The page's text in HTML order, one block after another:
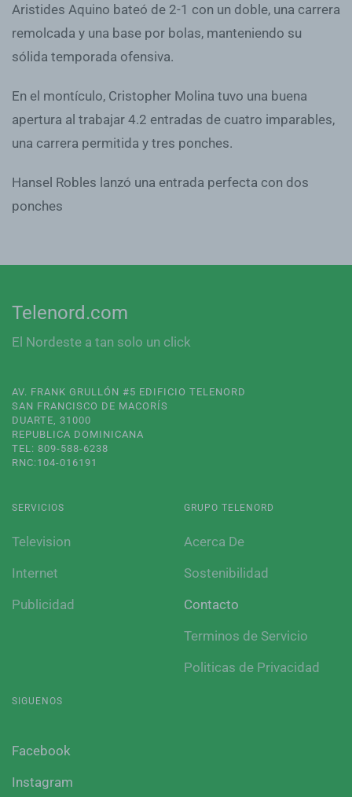
Aristides Aquino bateó de 2-1 con un doble, una carrera
remolcada y una base por bolas, manteniendo su
sólida temporada ofensiva.
En el montículo, Cristopher Molina tuvo una buena
apertura al trabajar 4.2 entradas de cuatro imparables,
una carrera permitida y tres ponches.
Hansel Robles lanzó una entrada perfecta con dos
ponches
Telenord.com
El Nordeste a tan solo un click
AV. FRANK GRULLÓN #5 EDIFICIO TELENORD
SAN FRANCISCO DE MACORÍS
DUARTE, 31000
REPUBLICA DOMINICANA
TEL: 809-588-6238
RNC:104-016191
SERVICIOS
Television
Internet
Publicidad
GRUPO TELENORD
Acerca De
Sostenibilidad
Contacto
Terminos de Servicio
Politicas de Privacidad
SIGUENOS
Facebook
Instagram